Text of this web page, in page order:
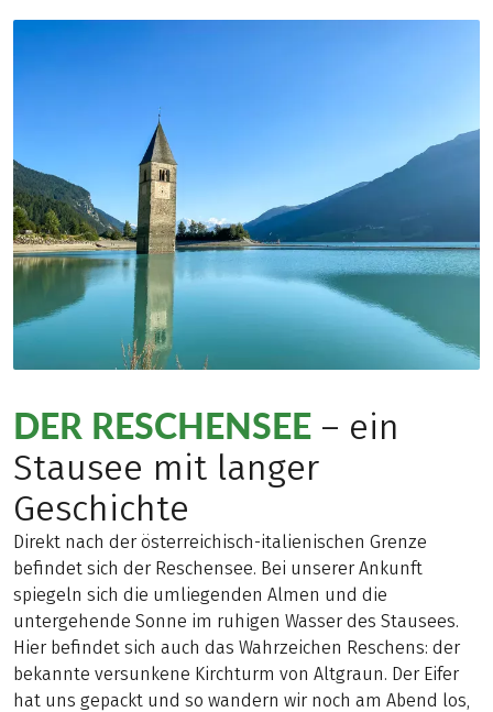
DER RESCHENSEE – ein
Stausee mit langer
Geschichte
Direkt nach der österreichisch-italienischen Grenze
befindet sich der Reschensee. Bei unserer Ankunft
spiegeln sich die umliegenden Almen und die
untergehende Sonne im ruhigen Wasser des Stausees.
Hier befindet sich auch das Wahrzeichen Reschens: der
bekannte versunkene Kirchturm von Altgraun. Der Eifer
hat uns gepackt und so wandern wir noch am Abend los,